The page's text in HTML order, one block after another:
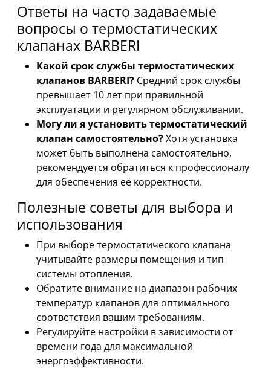
Ответы на часто задаваемые
вопросы о термостатических
клапанах BARBERI
Какой срок службы термостатических
клапанов BARBERI? Средний срок службы
превышает 10 лет при правильной
эксплуатации и регулярном обслуживании.
Могу ли я установить термостатический
клапан самостоятельно?Хотя установка
может быть выполнена самостоятельно,
рекомендуется обратиться к профессионалу
для обеспечения её корректности.
Полезные советы для выбора и
использования
При выборе термостатического клапана
учитывайте размеры помещения и тип
системы отопления.
Обратите внимание на диапазон рабочих
температур клапанов для оптимального
соответствия вашим требованиям.
Регулируйте настройки в зависимости от
времени года для максимальной
энергоэффективности.